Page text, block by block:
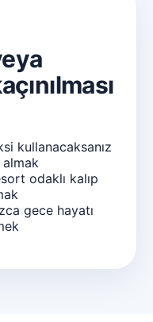
kullanacaksanız
odaklı kalıp
gece hayatı